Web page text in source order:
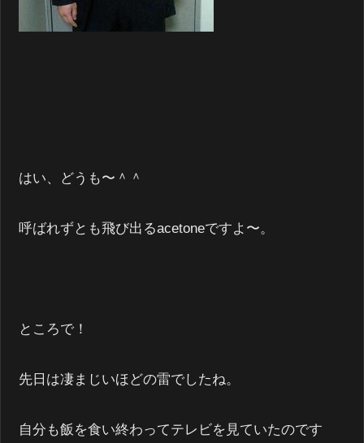
はい、どうも〜＾＾
呼ばれずとも飛び出るacetoneですよ〜。
ところで！
先日は凄まじいほどの雷でしたね。
自分も飯を食い終わってテレビを見ていたのです